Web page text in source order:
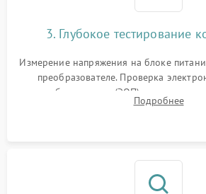
3. Глубокое тестирование
Измерение напряжения на блоке
преобразователе. Проверка
преобразователя (ЭОП) на стенде на
шумов и засветок. Диагностика
Подробнее